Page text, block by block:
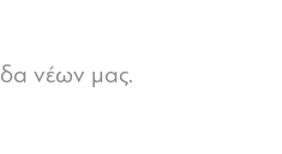
νέων μας.